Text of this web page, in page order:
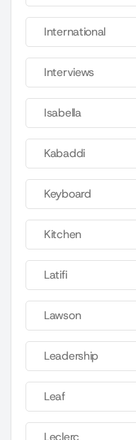
International
Interviews
Isabella
Kabaddi
Keyboard
Kitchen
Latifi
Lawson
Leadership
Leaf